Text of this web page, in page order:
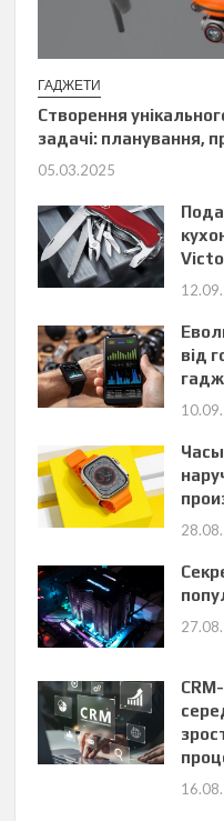
ГАДЖЕТИ
Створення
задачі: планування,
05.03.2025
від